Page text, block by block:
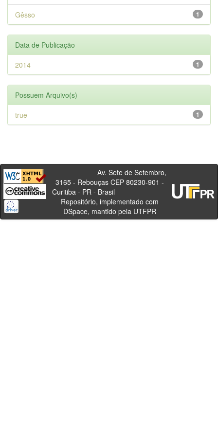
1
Gêsso
Data de Publicação
1
2014
Possuem Arquivo(s)
1
true
Av. Sete de Setembro,
3165 - Rebouças CEP 80230-901 -
Curitiba - PR - Brasil
Repositório, implementado com
DSpace, mantido pela UTFPR